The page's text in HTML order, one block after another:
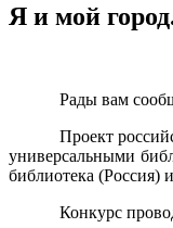
Я и мой
Рады вам
Проект
универсальными
библиотека (Россия)
Конкурс